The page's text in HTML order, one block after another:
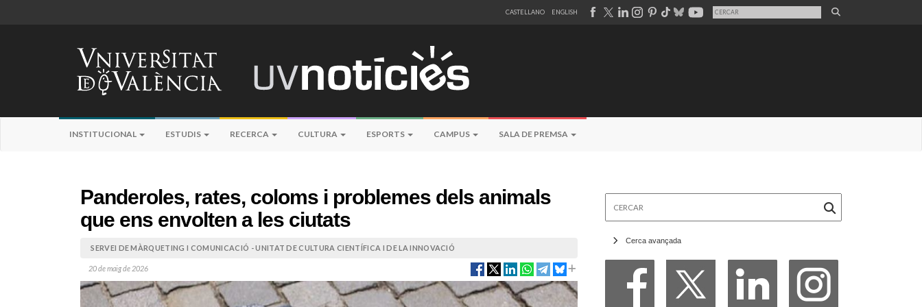
CASTELLANO ENGLISH
INSTITUCIONAL ESTUDIS RECERCA CULTURA ESPORTS CAMPUS SALA DE PREMSA
Panderoles, rates, coloms i problemes dels animals
que ens envolten a les ciutats
SERVEI DE MÀRQUETING I COMUNICACIÓ - UNITAT DE CULTURA CIENTÍFICA I DE LA INNOVACIÓ
20 de maig de 2026
Cerca avançada